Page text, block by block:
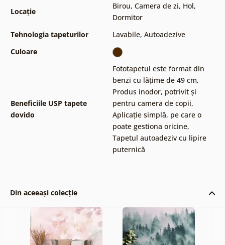
Locație
Birou, Camera de zi, Hol,
Dormitor
Tehnologia tapeturilor
Lavabile, Autoadezive
Culoare
Beneficiile USP tapete
dovido
Fototapetul este format din
benzi cu lățime de 49 cm,
Produs inodor, potrivit și
pentru camera de copii,
Aplicație simplă, pe care o
poate gestiona oricine,
Tapetul autoadeziv cu lipire
puternică
Din aceeași colecție